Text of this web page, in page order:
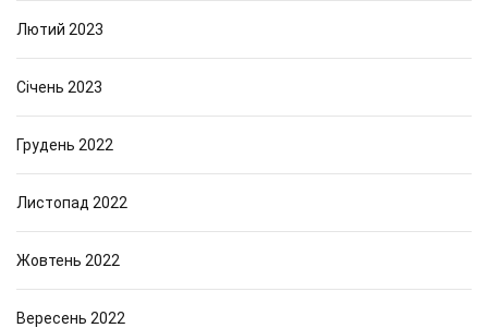
Лютий 2023
Січень 2023
Грудень 2022
Листопад 2022
Жовтень 2022
Вересень 2022